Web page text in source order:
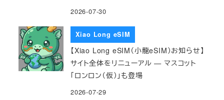
2026-07-30
Xiao Long eSIM
【Xiao Long eSIM（小龍eSIM）お知らせ】
サイト全体をリニューアル — マスコット
「ロンロン（仮）」も登場
2026-07-29